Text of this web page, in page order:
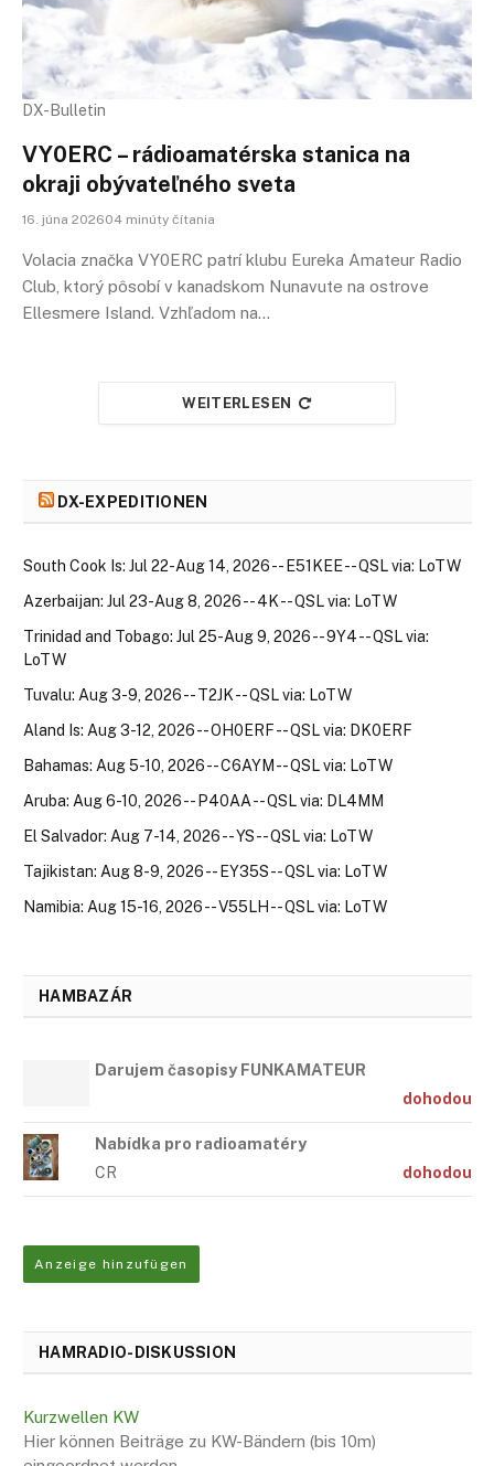
DX-Bulletin
VY0ERC – rádioamatérska stanica na
okraji obývateľného sveta
16. júna 202604 minúty čítania
Volacia značka VY0ERC patrí klubu Eureka Amateur Radio
Club, ktorý pôsobí v kanadskom Nunavute na ostrove
Ellesmere Island. Vzhľadom na…
WEITERLESEN
DX-EXPEDITIONEN
South Cook Is: Jul 22-Aug 14, 2026 -- E51KEE -- QSL via: LoTW
Azerbaijan: Jul 23-Aug 8, 2026 -- 4K -- QSL via: LoTW
Trinidad and Tobago: Jul 25-Aug 9, 2026 -- 9Y4 -- QSL via:
LoTW
Tuvalu: Aug 3-9, 2026 -- T2JK -- QSL via: LoTW
Aland Is: Aug 3-12, 2026 -- OH0ERF -- QSL via: DK0ERF
Bahamas: Aug 5-10, 2026 -- C6AYM -- QSL via: LoTW
Aruba: Aug 6-10, 2026 -- P40AA -- QSL via: DL4MM
El Salvador: Aug 7-14, 2026 -- YS -- QSL via: LoTW
Tajikistan: Aug 8-9, 2026 -- EY35S -- QSL via: LoTW
Namibia: Aug 15-16, 2026 -- V55LH -- QSL via: LoTW
HAMBAZÁR
Darujem časopisy FUNKAMATEUR
dohodou
Nabídka pro radioamatéry
CR dohodou
Anzeige hinzufügen
HAMRADIO-DISKUSSION
Kurzwellen KW
Hier können Beiträge zu KW-Bändern (bis 10m)